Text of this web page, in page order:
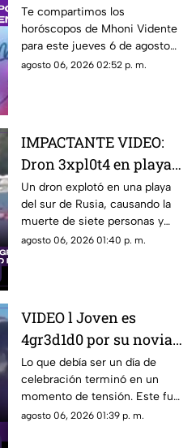
agosto de 2026: Estas
son todas las
predicciones para cada
signo zodiacal
Te compartimos los
horóscopos de Mhoni Vidente
para este jueves 6 de agosto
de 2026 y sus predicciones
agosto 06, 2026 02:52 p. m.
IMPACTANTE VIDEO:
Dron 3xpl0t4 en playa y
deja al menos 7
mu3rt0s y 40 h3r1d0s;
esto se sabe de lo
ocurrido en Rusia
Un dron explotó en una playa
del sur de Rusia, causando la
muerte de siete personas y
alrededor de 40 heridos. Estos
agosto 06, 2026 01:40 p. m.
VIDEO l Joven es
4gr3d1d0 por su novia
en su graduación
Lo que debía ser un día de
celebración terminó en un
momento de tensión. Este fue
el momento EXACTO donde
agosto 06, 2026 01:39 p. m.